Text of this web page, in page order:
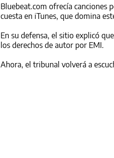
Bluebeat.com ofrecía canciones
cuesta en iTunes, que domina
En su defensa, el sitio explicó
los derechos de autor por EMI.
Ahora, el tribunal volverá a